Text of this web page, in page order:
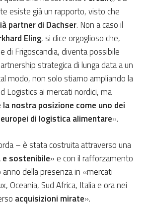
esiste già un rapporto, visto che
partner di Dachser. Non a caso il
Eling, si dice orgoglioso che,
di Frigoscandia, diventa possibile
strategica di lunga data a un
modo, non solo stiamo ampliando la
Logistics ai mercati nordici, ma
nostra posizione come uno dei
di logistica alimentare».
– è stata costruita attraverso una
sostenibile» e con il rafforzamento
anno della presenza in «mercati
Oceania, Sud Africa, Italia e ora nei
acquisizioni mirate».